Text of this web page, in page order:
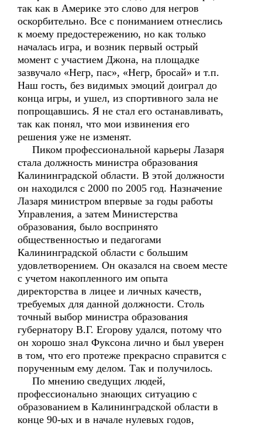
так как в Америке это слово для негров
оскорбительно. Все с пониманием отнеслись
к моему предостережению, но как только
началась игра, и возник первый острый
момент с участием Джона, на площадке
зазвучало «Негр, пас», «Негр, бросай» и т.п.
Наш гость, без видимых эмоций доиграл до
конца игры, и ушел, из спортивного зала не
попрощавшись. Я не стал его останавливать,
так как понял, что мои извинения его
решения уже не изменят.
Пиком профессиональной карьеры Лазаря
стала должность министра образования
Калининградской области. В этой должности
он находился с 2000 по 2005 год. Назначение
Лазаря министром впервые за годы работы
Управления, а затем Министерства
образования, было воспринято
общественностью и педагогами
Калининградской области с большим
удовлетворением. Он оказался на своем месте
с учетом накопленного им опыта
директорства в лицее и личных качеств,
требуемых для данной должности. Столь
точный выбор министра образования
губернатору В.Г. Егорову удался, потому что
он хорошо знал Фуксона лично и был уверен
в том, что его протеже прекрасно справится с
порученным ему делом. Так и получилось.
По мнению сведущих людей,
профессионально знающих ситуацию с
образованием в Калининградской области в
конце 90-ых и в начале нулевых годов,